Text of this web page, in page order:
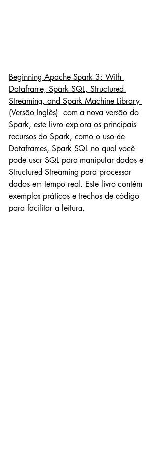
Beginning Apache Spark 3: With
Dataframe, Spark SQL, Structured
Streaming, and Spark Machine Library
(Versão Inglês)  com a nova versão do
Spark, este livro explora os principais
recursos do Spark, como o uso de
Dataframes, Spark SQL no qual você
pode usar SQL para manipular dados e
Structured Streaming para processar
dados em tempo real. Este livro contém
exemplos práticos e trechos de código
para facilitar a leitura.